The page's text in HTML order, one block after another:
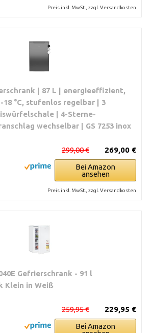
Preis inkl. MwSt., zzgl. Versandkosten
| 87 L | energieeffizient,
18 °C, stufenlos regelbar | 3
| 4-Sterne-
wechselbar | GS 7253 inox
269,00 €
299,00 €
Bei Amazon
ansehen
Preis inkl. MwSt., zzgl. Versandkosten
Gefrierschrank - 91 l
Klein in Weiß
229,95 €
259,95 €
Bei Amazon